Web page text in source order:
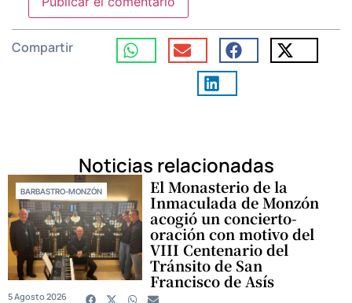
Compartir
Noticias relacionadas
BARBASTRO-MONZÓN El Monasterio de la
Inmaculada de Monzón
acogió un concierto-
oración con motivo del
VIII Centenario del
Tránsito de San
Francisco de Asís
5 Agosto 2026